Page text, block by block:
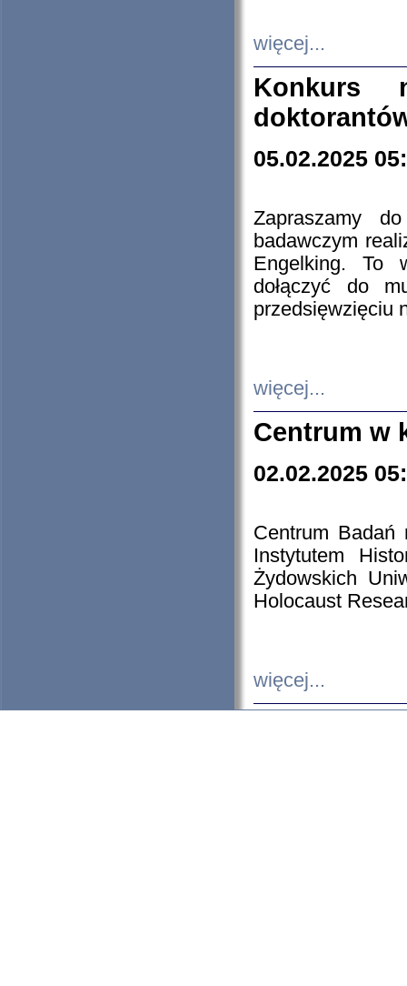
więcej...
Konkurs
05.02.2025
Zapraszamy
badawczym
Engelking. To
dołączyć do
przedsięwzięciu
więcej...
Centrum w
02.02.2025
Centrum Badań
Instytutem
Żydowskich
Holocaust
więcej...